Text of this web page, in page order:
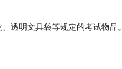
透明文具袋等规定的考试物品。